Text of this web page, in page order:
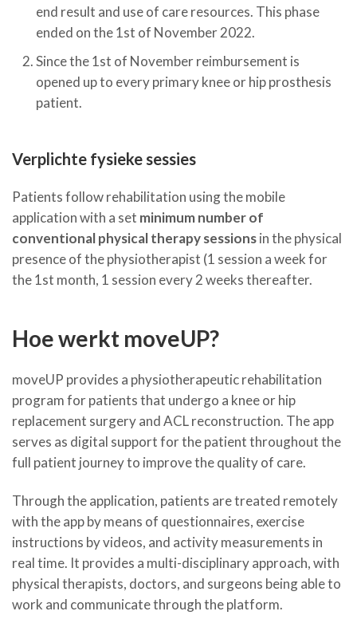
end result and use of care resources. This phase
ended on the 1st of November 2022.
Since the 1st of November reimbursement is
opened up to every primary knee or hip prosthesis
patient.
Verplichte fysieke sessies
Patients follow rehabilitation using the mobile
application with a set minimum number of
conventional physical therapy sessionsin the physical
presence of the physiotherapist (1 session a week for
the 1st month, 1 session every 2 weeks thereafter.
Hoe werkt moveUP?
moveUP provides a physiotherapeutic rehabilitation
program for patients that undergo a knee or hip
replacement surgery and ACL reconstruction. The app
serves as digital support for the patient throughout the
full patient journey to improve the quality of care.
Through the application, patients are treated remotely
with the app by means of questionnaires, exercise
instructions by videos, and activity measurements in
real time. It provides a multi-disciplinary approach, with
physical therapists, doctors, and surgeons being able to
work and communicate through the platform.